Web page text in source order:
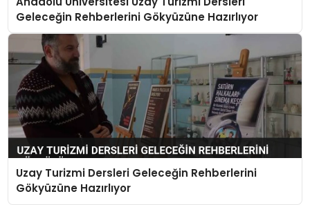
Geleceğin Rehberlerini Gökyüzüne Hazırlıyor
Uzay Turizmi Dersleri Geleceğin Rehberlerini
Gökyüzüne Hazırlıyor